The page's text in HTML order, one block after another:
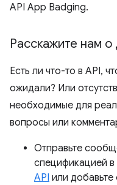
API App Badging.
Расскажите нам о
Есть ли что-то в API,
ожидали? Или
необходимые для
вопросы или
Отправьте
спецификацией в
API или